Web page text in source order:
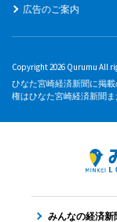
広告のご案内
Copyright 2026 Qurumu All
ひなた宮崎経済新聞に掲
権はひなた宮崎経済新聞ま
みんなの経済新